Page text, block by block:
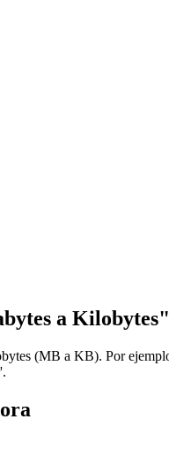
a Kilobytes"
(MB a KB). Por